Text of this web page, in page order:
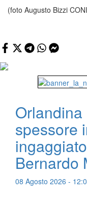
(foto Augusto Bizzi
spessore
Bernardo
08 Agosto 2026 -